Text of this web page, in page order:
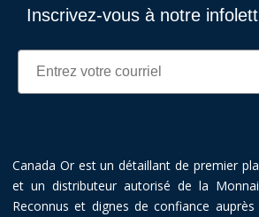
Inscrivez-vous à notre
Email
Canada Or est un détaillant de premier
et un distributeur autorisé de la
Reconnus et dignes de confiance